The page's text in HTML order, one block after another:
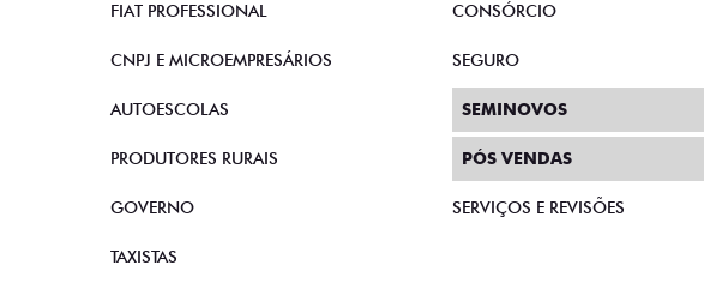
FIAT PROFESSIONAL
CNPJ E MICROEMPRESÁRIOS
AUTOESCOLAS
PRODUTORES RURAIS
GOVERNO
TAXISTAS
CONSÓRCIO
SEGURO
SEMINOVOS
PÓS VENDAS
SERVIÇOS E REVISÕES